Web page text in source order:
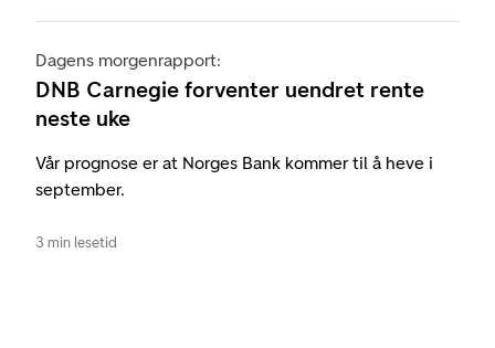
Dagens morgenrapport:
DNB Carnegie forventer uendret rente
neste uke
Vår prognose er at Norges Bank kommer til å heve i
september.
3 min lesetid